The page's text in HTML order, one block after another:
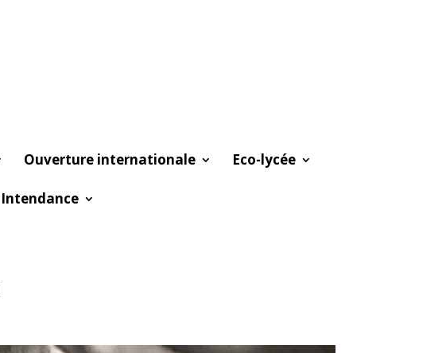
Ouverture internationale Eco-lycée
Intendance